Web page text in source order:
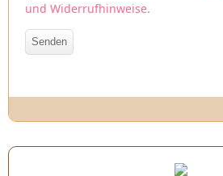
und Widerrufhinweise.